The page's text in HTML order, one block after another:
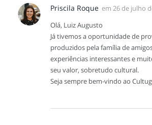
Priscila Roque em 26 de julho
Olá, Luiz Augusto
Já tivemos a oportunidade de
produzidos pela família de
experiências interessantes e
seu valor, sobretudo cultural.
Seja sempre bem-vindo ao